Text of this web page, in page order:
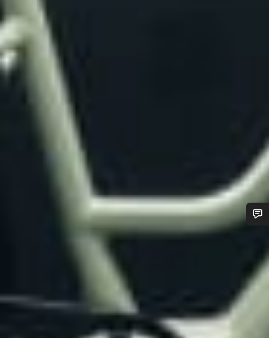
Besoin d’aide ?
Nos experts du service client vous attendent pour
répondre à vos questions.
Démarrer le Chat